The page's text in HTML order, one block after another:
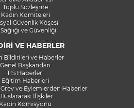
Toplu Sözleşme
Kadın Komiteleri
Güvenlik Köşesi
ve Güvenliği
VE HABERLER
Bildirileri ve Haberler
Genel Başkandan
TİS Haberleri
Eğitim Haberleri
ve Eylemlerden Haberler
İlişkiler
Kadın Komisyonu